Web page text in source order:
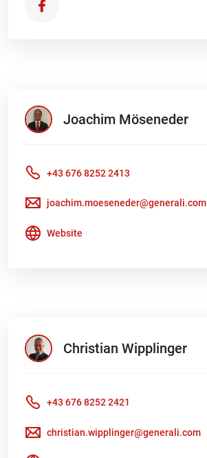
Joachim Möseneder
+43 676 8252 2413
joachim.moeseneder@generali.com
Website
Christian Wipplinger
+43 676 8252 2421
christian.wipplinger@generali.com